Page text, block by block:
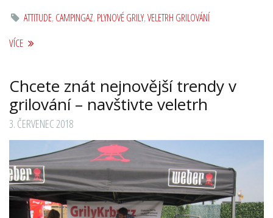
ATTITUDE,CAMPINGAZ,PLYNOVÉ GRILY,VELETRH GRILOVÁNÍ
VÍCE
Chcete znát nejnovější trendy v
grilování – navštivte veletrh
3. ČERVENEC 2018